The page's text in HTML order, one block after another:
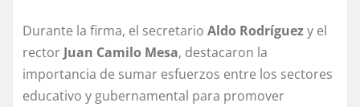
Durante la firma, el secretario Aldo Rodríguezy el
rector Juan Camilo Mesa, destacaron la
importancia de sumar esfuerzos entre los sectores
educativo y gubernamental para promover